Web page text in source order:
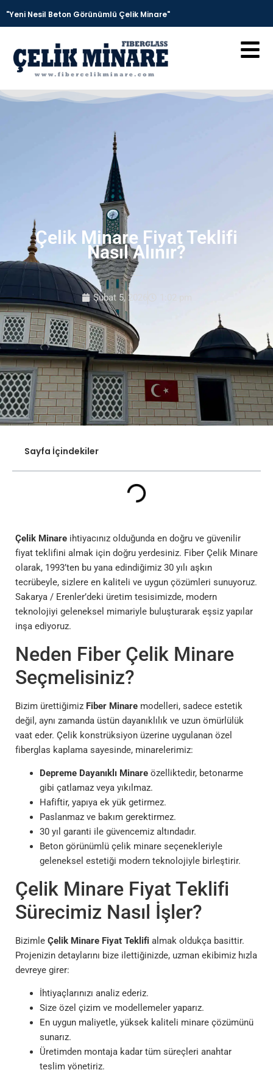
"Yeni Nesil Beton Görünümlü Çelik Minare"
Çelik Minare Fiyat Teklifi
Nasıl Alınır?
Şubat 5, 2026
Sayfa İçindekiler
Çelik Minare ihtiyacınız olduğunda en doğru ve güvenilir
fiyat teklifini almak için doğru yerdesiniz. Fiber Çelik Minare
olarak, 1993’ten bu yana edindiğimiz 30 yılı aşkın
tecrübeyle, sizlere en kaliteli ve uygun çözümleri sunuyoruz.
Sakarya / Erenler’deki üretim tesisimizde, modern
teknolojiyi geleneksel mimariyle buluşturarak eşsiz yapılar
inşa ediyoruz.
Neden Fiber Çelik Minare
Seçmelisiniz?
Bizim ürettiğimiz Fiber Minare modelleri, sadece estetik
değil, aynı zamanda üstün dayanıklılık ve uzun ömürlülük
vaat eder. Çelik konstrüksiyon üzerine uygulanan özel
fiberglas kaplama sayesinde, minarelerimiz:
Depreme Dayanıklı Minare özelliktedir, betonarme
gibi çatlamaz veya yıkılmaz.
Hafiftir, yapıya ek yük getirmez.
Paslanmaz ve bakım gerektirmez.
30 yıl garanti ile güvencemiz altındadır.
Beton görünümlü çelik minare seçenekleriyle
geleneksel estetiği modern teknolojiyle birleştirir.
Çelik Minare Fiyat Teklifi
Sürecimiz Nasıl İşler?
Bizimle Çelik Minare Fiyat Teklifi almak oldukça basittir.
Projenizin detaylarını bize ilettiğinizde, uzman ekibimiz hızla
devreye girer:
İhtiyaçlarınızı analiz ederiz.
Size özel çizim ve modellemeler yaparız.
En uygun maliyetle, yüksek kaliteli minare çözümünü
sunarız.
Üretimden montaja kadar tüm süreçleri anahtar
teslim yönetiriz.